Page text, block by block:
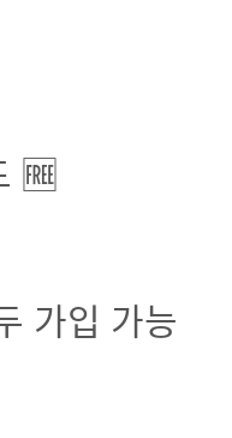
🆓
가입 가능